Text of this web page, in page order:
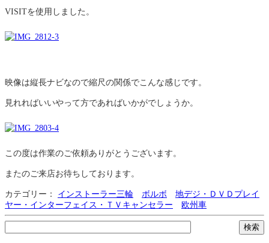
VISITを使用しました。
映像は縦長ナビなので縮尺の関係でこんな感じです。
見れればいいやって方であればいかがでしょうか。
この度は作業のご依頼ありがとうございます。
またのご来店お待ちしております。
カテゴリー： インストーラー三輪 ボルボ
地デジ・ＤＶＤプレイ
ヤー・インターフェイス・ＴＶキャンセラー
欧州車